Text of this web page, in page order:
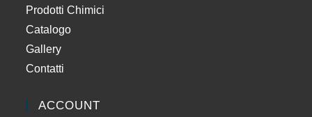
Prodotti Chimici
Catalogo
Gallery
Contatti
ACCOUNT